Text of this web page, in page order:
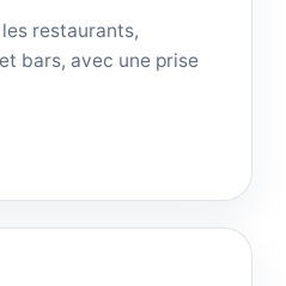
restaurants,
bars, avec une prise